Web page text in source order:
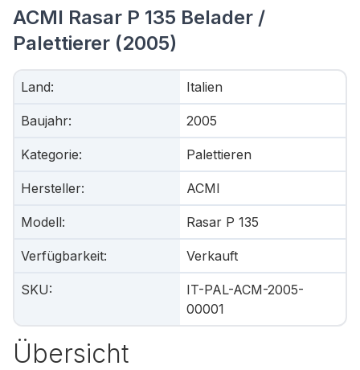
ACMI Rasar P 135 Belader /
Palettierer (2005)
Land: Italien
Baujahr: 2005
Kategorie: Palettieren
Hersteller: ACMI
Modell: Rasar P 135
Verfügbarkeit: Verkauft
SKU:
IT-PAL-ACM-2005-
00001
Übersicht